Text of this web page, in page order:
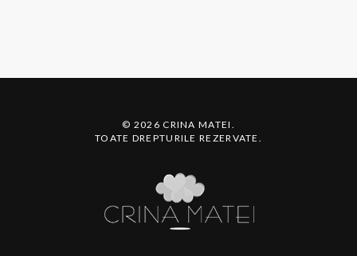
© 2026 CRINA MATEI.
TOATE DREPTURILE REZERVATE.